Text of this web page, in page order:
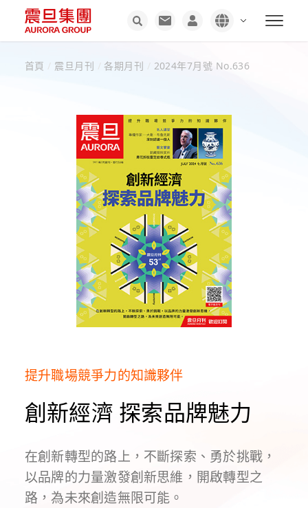
首頁 / 震旦月刊 / 各期月刊 / 2024年7月號 No.636
提升職場競爭力的知識夥伴
創新經濟 探索品牌魅力
在創新轉型的路上，不斷探索、勇於挑戰，
以品牌的力量激發創新思維，開啟轉型之
路，為未來創造無限可能。